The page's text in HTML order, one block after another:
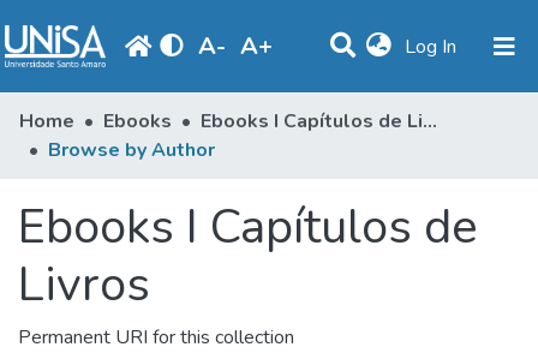
A- A+ Log In (current)
Communities & Collections
Produção Docente
Library
Home Ebooks
Ebooks I Capítulos de Livros
Browse by Author
Ebooks I Capítulos de
Livros
Permanent URI for this collection